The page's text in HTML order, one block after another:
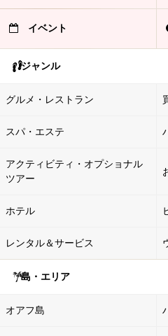
イベント
ジャンル
グルメ・レストラン
スパ・エステ
アクティビティ・オプショナル
ツアー
ホテル
レンタル＆サービス
島・エリア
オアフ島